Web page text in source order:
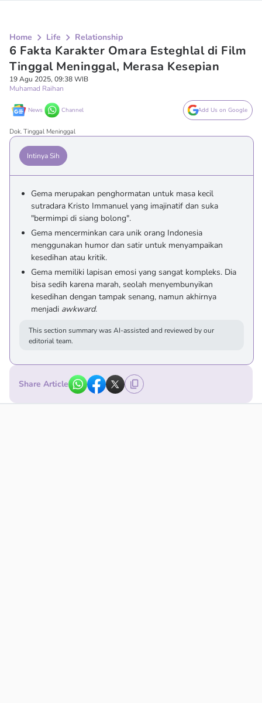
Home Life Relationship
6 Fakta Karakter Omara Esteghlal di Film
Tinggal Meninggal, Merasa Kesepian
19 Agu 2025, 09:38 WIB
Muhamad Raihan
News Channel Add Us on Google
Dok. Tinggal Meninggal
Intinya Sih
Gema merupakan penghormatan untuk masa kecil
sutradara Kristo Immanuel yang imajinatif dan suka
"bermimpi di siang bolong".
Gema mencerminkan cara unik orang Indonesia
menggunakan humor dan satir untuk menyampaikan
kesedihan atau kritik.
Gema memiliki lapisan emosi yang sangat kompleks. Dia
bisa sedih karena marah, seolah menyembunyikan
kesedihan dengan tampak senang, namun akhirnya
menjadi awkward.
This section summary was AI-assisted and reviewed by our
editorial team.
Share Article